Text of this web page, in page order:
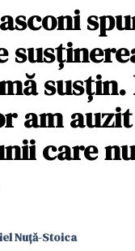
am
care
Nuță-Stoica